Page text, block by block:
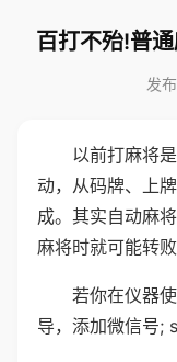
百打不殆!普
发
以前打麻将
动，从码牌、上
成。其实自动麻
麻将时就可能转败
若你在仪器
导，添加微信号;